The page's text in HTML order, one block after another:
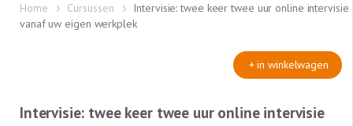
Home Cursussen
Intervisie: twee keer twee uur online intervisie
vanaf uw eigen werkplek
+ in winkelwagen
Intervisie: twee keer twee uur online intervisie